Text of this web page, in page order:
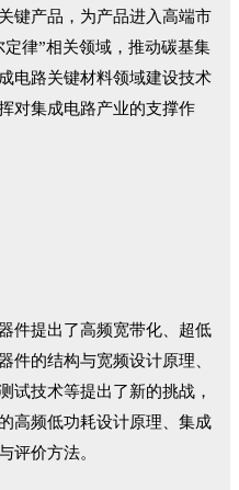
键产品，为产品进入高端市
律”相关领域，推动碳基集
电路关键材料领域建设技术
对集成电路产业的支撑作
件提出了高频宽带化、超低
件的结构与宽频设计原理、
试技术等提出了新的挑战，
高频低功耗设计原理、集成
评价方法。